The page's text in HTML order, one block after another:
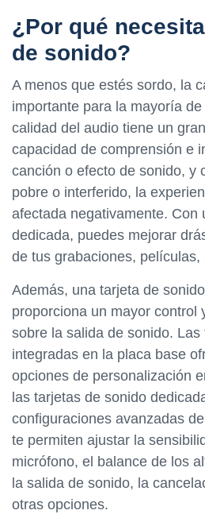
¿Por qué
de sonido?
A menos que estés sordo, la
importante para la mayoría
calidad del audio tiene un
capacidad de comprensión e
canción o efecto de sonido, y
pobre o interferido, la
afectada negativamente. Con
dedicada, puedes mejorar
de tus grabaciones, películas,
Además, una tarjeta de
proporciona un mayor control
sobre la salida de sonido.
integradas en la placa base
opciones de personalización
las tarjetas de sonido
configuraciones avanzadas
te permiten ajustar la
micrófono, el balance de los
la salida de sonido, la
otras opciones.